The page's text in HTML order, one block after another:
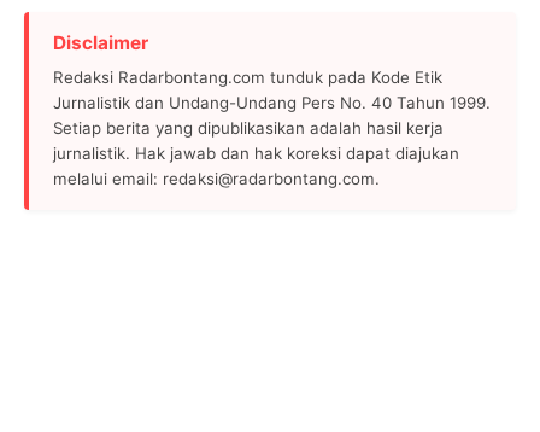
Disclaimer
Redaksi Radarbontang.com tunduk pada Kode Etik
Jurnalistik dan Undang-Undang Pers No. 40 Tahun 1999.
Setiap berita yang dipublikasikan adalah hasil kerja
jurnalistik. Hak jawab dan hak koreksi dapat diajukan
melalui email: redaksi@radarbontang.com.